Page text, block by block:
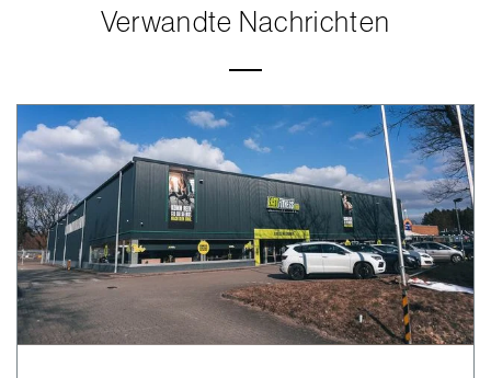
Verwandte Nachrichten